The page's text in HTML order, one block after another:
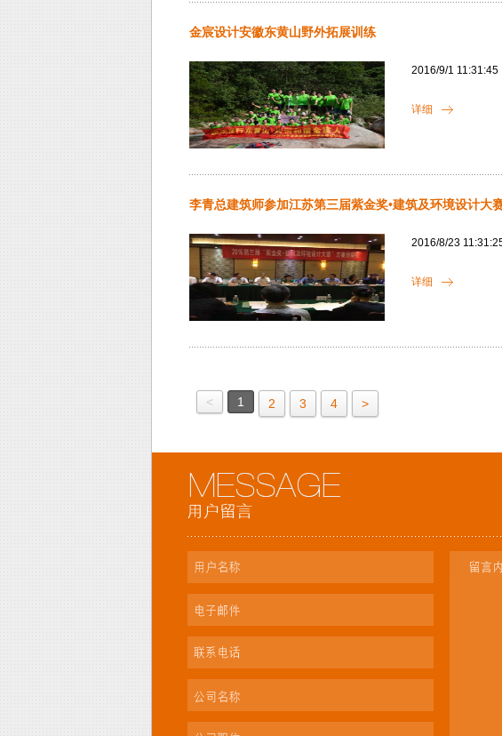
金宸设计安徽东黄山野外拓展训练
2016/9/1 11:31:45
详细
李青总建筑师参加江苏第三届紫金奖•建筑及环境设计大
2016/8/23
详细
< 1 2 3 4 >